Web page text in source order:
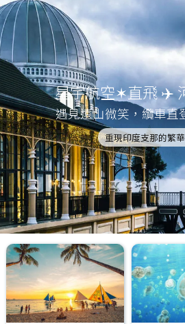
星宇航空✶直飛 ✈️
遇見遠山微笑，纜車
重現印度支那的繁